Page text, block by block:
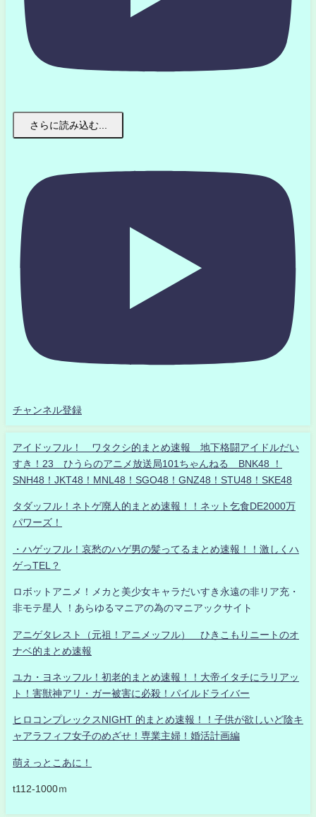
さらに読み込む...
チャンネル登録
アイドッフル！ ワタクシ的まとめ速報 地下格闘アイドルだい
すき！23 ひうらのアニメ放送局101ちゃんねる BNK48 ！
SNH48！JKT48！MNL48！SGO48！GNZ48！STU48！SKE48
タダッフル！ネトゲ廃人的まとめ速報！！ネット乞食DE2000万
パワーズ！
・ハゲッフル！哀愁のハゲ男の髪ってるまとめ速報！！激しくハ
ゲっTEL？
ロボットアニメ！メカと美少女キャラだいすき永遠の非リア充・
非モテ星人 ！あらゆるマニアの為のマニアックサイト
アニゲタレスト（元祖！アニメッフル） ひきこもりニートのオ
ナベ的まとめ速報
ユカ・ヨネッフル！初老的まとめ速報！！大帝イタチにラリアッ
ト！害獣神アリ・ガー被害に必殺！パイルドライバー
ヒロコンプレックスNIGHT 的まとめ速報！！子供が欲しいど陰キ
ャアラフィフ女子のめざせ！専業主婦！婚活計画編
萌えっとこあに！
t112-1000ｍ